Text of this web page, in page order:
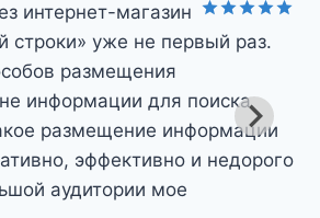
Оценка
из 5
объявлений мне
Хорошо, что мои
по всему большому Сочи.
по ТВ